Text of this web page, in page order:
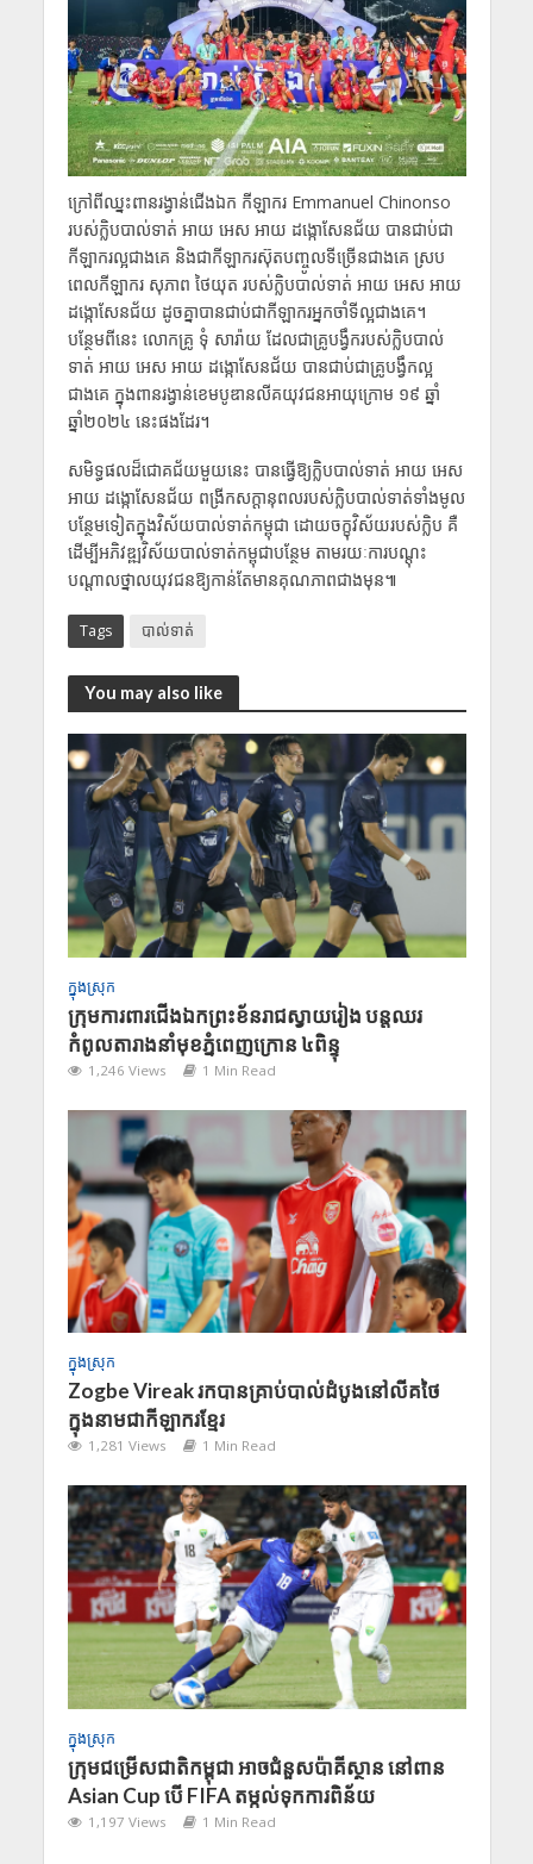
ក្រៅពីឈ្នះពានរង្វាន់ជើងឯក កីឡាករ Emmanuel Chinonso
របស់ក្លិបបាល់ទាត់ អាយ អេស អាយ ដង្កោសែនជ័យ បានជាប់ជា
កីឡាករល្អជាងគេ និងជាកីឡាករស៊ុតបញ្ចូលទីច្រើនជាងគេ ស្រប
ពេលកីឡាករ សុភាព ថៃយុត របស់ក្លិបបាល់ទាត់ អាយ អេស អាយ
ដង្កោសែនជ័យ ដូចគ្នាបានជាប់ជាកីឡាករអ្នកចាំទីល្អជាងគេ។
បន្ថែមពីនេះ លោកគ្រូ ទុំ សារ៉ាយ ដែលជាគ្រូបង្វឹករបស់ក្លិបបាល់
ទាត់ អាយ អេស អាយ ដង្កោសែនជ័យ បានជាប់ជាគ្រូបង្វឹកល្អ
ជាងគេ ក្នុងពានរង្វាន់ខេមបូឌានលីគយុវជនអាយុក្រោម ១៩ ឆ្នាំ
ឆ្នាំ២០២៤ នេះផងដែរ។
សមិទ្ធផលដ៏ជោគជ័យមួយនេះ បានធ្វើឱ្យក្លិបបាល់ទាត់ អាយ អេស
អាយ ដង្កោសែនជ័យ ពង្រីកសក្តានុពលរបស់ក្លិបបាល់ទាត់ទាំងមូល
បន្ថែមទៀតក្នុងវិស័យបាល់ទាត់កម្ពុជា ដោយចក្ខុវិស័យរបស់ក្លិប គឺ
ដើម្បីអភិវឌ្ឍវិស័យបាល់ទាត់កម្ពុជាបន្ថែម តាមរយៈការបណ្តុះ
បណ្ដាលថ្នាលយុវជនឱ្យកាន់តែមានគុណភាពជាងមុន៕
Tags បាល់ទាត់
You may also like
ក្នុងស្រុក
ក្រុមការពារជើងឯកព្រះខ័នរាជស្វាយរៀង បន្តឈរ
កំពូលតារាងនាំមុខភ្នំពេញក្រោន ៤ពិន្ទុ
1,246 Views 1 Min Read
ក្នុងស្រុក
Zogbe Vireak រកបានគ្រាប់បាល់ដំបូងនៅលីគថៃ
ក្នុងនាមជាកីឡាករខ្មែរ
1,281 Views 1 Min Read
ក្នុងស្រុក
ក្រុមជម្រើសជាតិកម្ពុជា អាចជំនួសប៉ាគីស្ថាន នៅពាន
Asian Cup បើ FIFA តម្កល់ទុកការពិន័យ
1,197 Views 1 Min Read